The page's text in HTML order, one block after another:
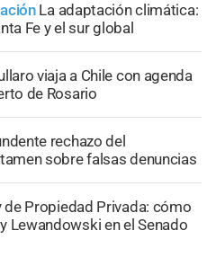
La adaptación climática:
Fe y el sur global
viaja a Chile con agenda
de Rosario
rechazo del
sobre falsas denuncias
de Propiedad Privada: cómo
Lewandowski en el Senado